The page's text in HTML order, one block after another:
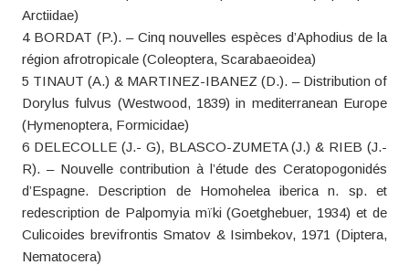
Arctiidae)
4 BORDAT (P.). – Cinq nouvelles espèces d’Aphodius de la
région afrotropicale (Coleoptera, Scarabaeoidea)
5 TINAUT (A.) & MARTINEZ-IBANEZ (D.). – Distribution of
Dorylus fulvus (Westwood, 1839) in mediterranean Europe
(Hymenoptera, Formicidae)
6 DELECOLLE (J.- G), BLASCO-ZUMETA (J.) & RIEB (J.-
R). – Nouvelle contribution à l’étude des Ceratopogonidés
d’Espagne. Description de Homohelea iberica n. sp. et
redescription de Palpomyia mïki (Goetghebuer, 1934) et de
Culicoides brevifrontis Smatov & Isimbekov, 1971 (Diptera,
Nematocera)